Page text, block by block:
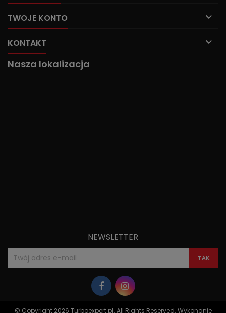
TWOJE KONTO 
KONTAKT 
Nasza lokalizacja
NEWSLETTER
© Copyright 2026 Turboexpert.pl. All Rights Reserved. Wykonanie